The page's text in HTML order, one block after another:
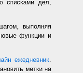
списками дел,
выполняя
функции и
ежедневник.
метки на